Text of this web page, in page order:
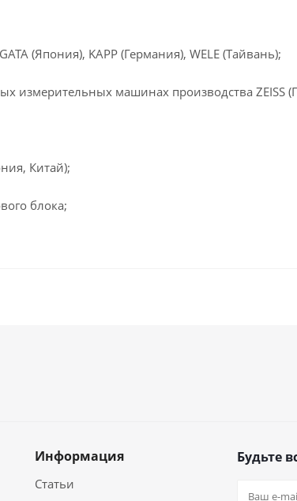
(Япония), KAPP (Германия), WELE (Тайвань);
измерительных машинах производства ZEISS
Китай);
блока;
Информация
Статьи
Будьте